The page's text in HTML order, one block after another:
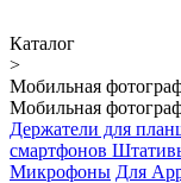
Каталог
>
Мобильная
Мобильная
Держатели для
смартфонов
Микрофоны Для